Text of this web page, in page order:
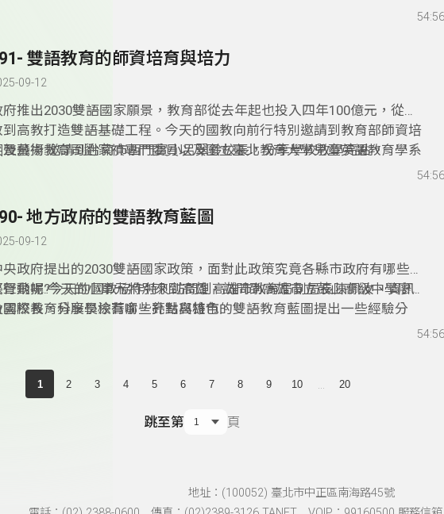
新北市政府教育局國小教育科林奕成科長，分享台灣的雙語教育的地方
在推行雙語教育上，有哪些值得參考及效仿的模式呢？今天的精彩內容
迎準時收聽。
54:56
雙語教育的師資培育與培力
09-12
府推出2030雙語國家願景，教育部從去年起也投入四年100億元，從國
到高教打造雙語基礎工程。今天的國教向前行特別邀請到教育部師資培
及藝術教育司劉家禎專門委員以及國立臺北教育大學兒童英語教育學系
雅臻助理教授，分享台灣的雙語教育的實際的作為有哪些方式和做法？
內容吧！
聲飛揚:邀請到台南市西門實小呂翠鈴校長，分享學校教學亮點。
54:56
地方政府的雙語教育藍圖
09-12
央政府提出的2030雙語國家政策，面對此政策究竟各縣市政府有哪些實
行動呢?今天的國教協作特別訪問到高雄市教育局副局長陳佩汝、資訊
國際教育科股長涂蕎俞，針對高雄市的雙語教育藍圖提出一些經驗分
聲飛揚:今天的小單元特別來到高雄，訪問到高雄市立鼓山高級中學廖
雲校長，分享學校有哪些亮點與特色。
54:56
1 2 3 4 5 6 7 8 9 10 20
跳至第 頁
地址：(100052) 臺北市中正區南海路45號